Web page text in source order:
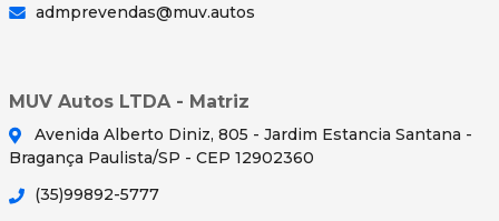
admprevendas@muv.autos
MUV Autos LTDA - Matriz
Avenida Alberto Diniz, 805 - Jardim Estancia Santana -
Bragança Paulista/SP - CEP 12902360
(35)99892-5777